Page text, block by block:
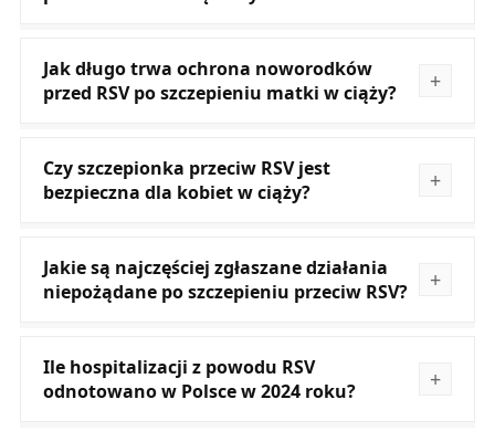
Jak długo trwa ochrona noworodków
przed RSV po szczepieniu matki w ciąży?
Czy szczepionka przeciw RSV jest
bezpieczna dla kobiet w ciąży?
Jakie są najczęściej zgłaszane działania
niepożądane po szczepieniu przeciw RSV?
Ile hospitalizacji z powodu RSV
odnotowano w Polsce w 2024 roku?